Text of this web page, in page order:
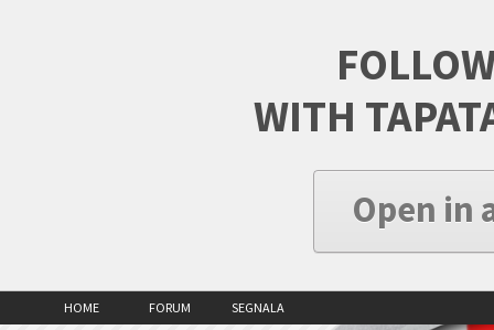
WITH
Open in
HOME FORUM SEGNALA